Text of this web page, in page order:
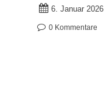
6. Januar 2026
0 Kommentare